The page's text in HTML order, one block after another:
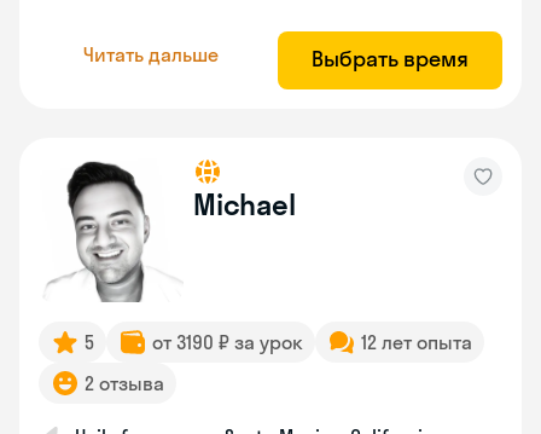
Читать дальше Выбрать время
Michael
5 от 3190 ₽ за урок
12 лет опыта
2 отзыва